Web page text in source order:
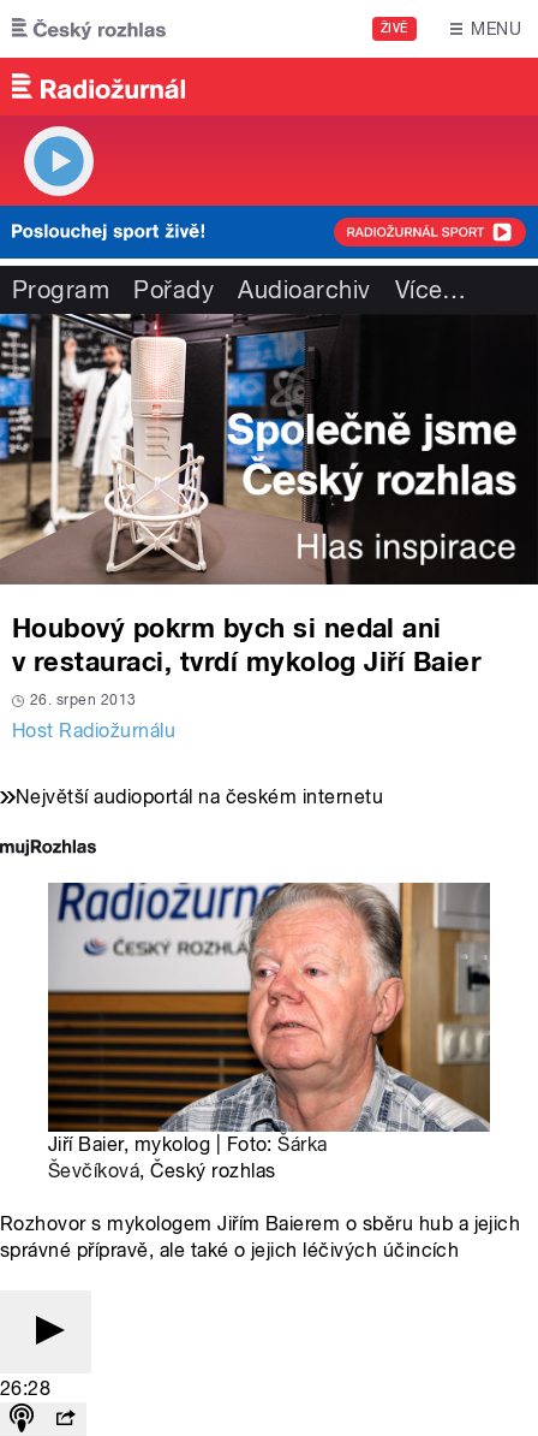
Přejít k hlavnímu obsahu
ŽIVĚ MENU
Program Pořady Audioarchiv Více…
Houbový pokrm bych si nedal ani
v restauraci, tvrdí mykolog Jiří Baier
26. srpen 2013
Host Radiožurnálu
Největší audioportál na českém internetu
Jiří Baier, mykolog | Foto:Šárka
Ševčíková, Český rozhlas
Rozhovor s mykologem Jiřím Baierem o sběru hub a jejich
správné přípravě, ale také o jejich léčivých účincích
26:28